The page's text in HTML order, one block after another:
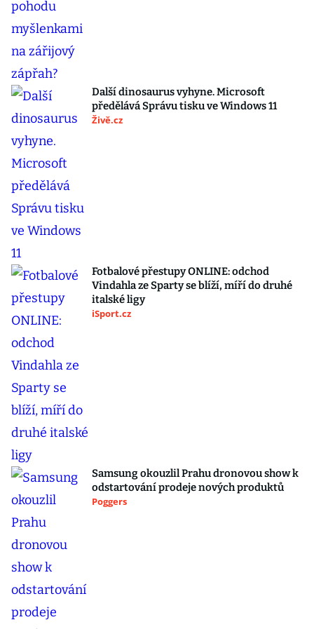
Další dinosaurus vyhyne. Microsoft
předělává Správu tisku ve Windows 11
Živě.cz
Fotbalové přestupy ONLINE: odchod
Vindahla ze Sparty se blíží, míří do druhé
italské ligy
iSport.cz
Samsung okouzlil Prahu dronovou show k
odstartování prodeje nových produktů
Poggers